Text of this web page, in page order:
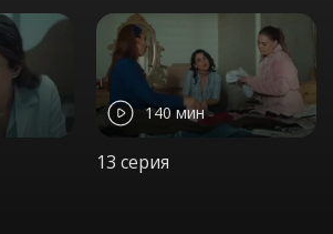
140 мин
13 серия